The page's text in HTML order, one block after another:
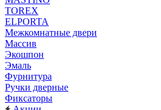
TOREX
ELPORTA
Межкомнатные двери
Массив
Экошпон
Эмаль
Фурнитура
Ручки дверные
Фиксаторы